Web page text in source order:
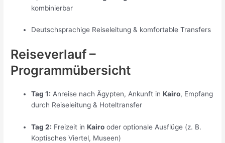
kombinierbar
Deutschsprachige Reiseleitung & komfortable Transfers
Reiseverlauf –
Programmübersicht
Tag 1: Anreise nach Ägypten, Ankunft inKairo, Empfang
durch Reiseleitung & Hoteltransfer
Tag 2: Freizeit inKairo oder optionale Ausflüge (z. B.
Koptisches Viertel, Museen)